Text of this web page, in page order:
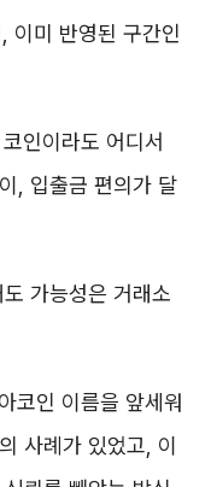
이미 반영된 구간인
인이라도 어디서
, 입출금 편의가 달
가능성은 거래소
코인 이름을 앞세워
사례가 있었고, 이